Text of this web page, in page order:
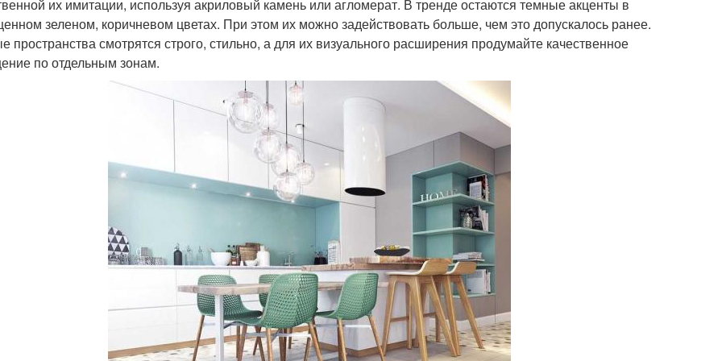
их имитации, используя акриловый камень или агломерат. В тренде остаются темные акценты в
зеленом, коричневом цветах. При этом их можно задействовать больше, чем это допускалось ранее.
пространства смотрятся строго, стильно, а для их визуального расширения продумайте качественное
по отдельным зонам.